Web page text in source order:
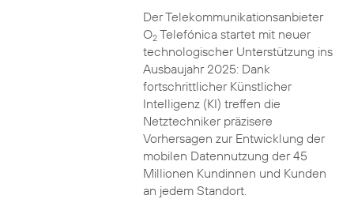
Der Telekommunikationsanbieter
O2Telefónica startet mit neuer
technologischer Unterstützung ins
Ausbaujahr 2025: Dank
fortschrittlicher Künstlicher
Intelligenz (KI) treffen die
Netztechniker präzisere
Vorhersagen zur Entwicklung der
mobilen Datennutzung der 45
Millionen Kundinnen und Kunden
an jedem Standort.